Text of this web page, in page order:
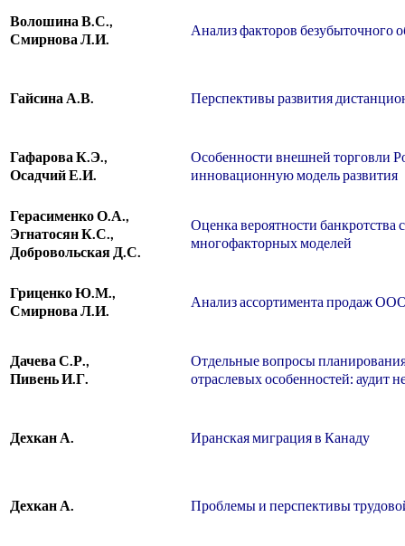
Волошина В.С.,
Смирнова Л.И.
Анализ факторов
Гайсина А.В. Перспективы развития
Гафарова К.Э.,
Осадчий Е.И.
Особенности внешней торговли
инновационную модель развития
Герасименко О.А.,
Эгнатосян К.С.,
Добровольская Д.С.
Оценка вероятности банкротства
многофакторных моделей
Гриценко Ю.М.,
Смирнова Л.И.
Анализ ассортимента продаж
Дачева С.Р.,
Пивень И.Г.
Отдельные вопросы
отраслевых особенностей: аудит
Дехкан А. Иранская миграция в Канаду
Дехкан А. Проблемы и перспективы